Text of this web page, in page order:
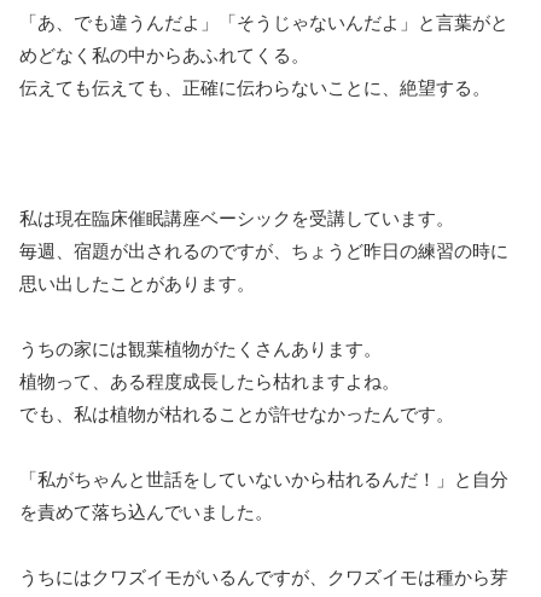
「あ、でも違うんだよ」「そうじゃないんだよ」と言葉がと
めどなく私の中からあふれてくる。
伝えても伝えても、正確に伝わらないことに、絶望する。
私は現在臨床催眠講座ベーシックを受講しています。
毎週、宿題が出されるのですが、ちょうど昨日の練習の時に
思い出したことがあります。
うちの家には観葉植物がたくさんあります。
植物って、ある程度成長したら枯れますよね。
でも、私は植物が枯れることが許せなかったんです。
「私がちゃんと世話をしていないから枯れるんだ！」と自分
を責めて落ち込んでいました。
うちにはクワズイモがいるんですが、クワズイモは種から芽